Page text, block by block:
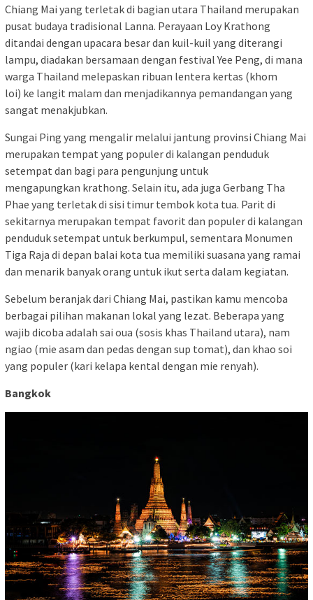
Chiang Mai yang terletak di bagian utara Thailand merupakan
pusat budaya tradisional Lanna. Perayaan Loy Krathong
ditandai dengan upacara besar dan kuil-kuil yang diterangi
lampu, diadakan bersamaan dengan festival Yee Peng, di mana
warga Thailand melepaskan ribuan lentera kertas (khom
loi) ke langit malam dan menjadikannya pemandangan yang
sangat menakjubkan.
Sungai Ping yang mengalir melalui jantung provinsi Chiang Mai
merupakan tempat yang populer di kalangan penduduk
setempat dan bagi para pengunjung untuk
mengapungkan krathong. Selain itu, ada juga Gerbang Tha
Phae yang terletak di sisi timur tembok kota tua. Parit di
sekitarnya merupakan tempat favorit dan populer di kalangan
penduduk setempat untuk berkumpul, sementara Monumen
Tiga Raja di depan balai kota tua memiliki suasana yang ramai
dan menarik banyak orang untuk ikut serta dalam kegiatan.
Sebelum beranjak dari Chiang Mai, pastikan kamu mencoba
berbagai pilihan makanan lokal yang lezat. Beberapa yang
wajib dicoba adalah sai oua (sosis khas Thailand utara), nam
ngiao (mie asam dan pedas dengan sup tomat), dan khao soi
yang populer (kari kelapa kental dengan mie renyah).
Bangkok